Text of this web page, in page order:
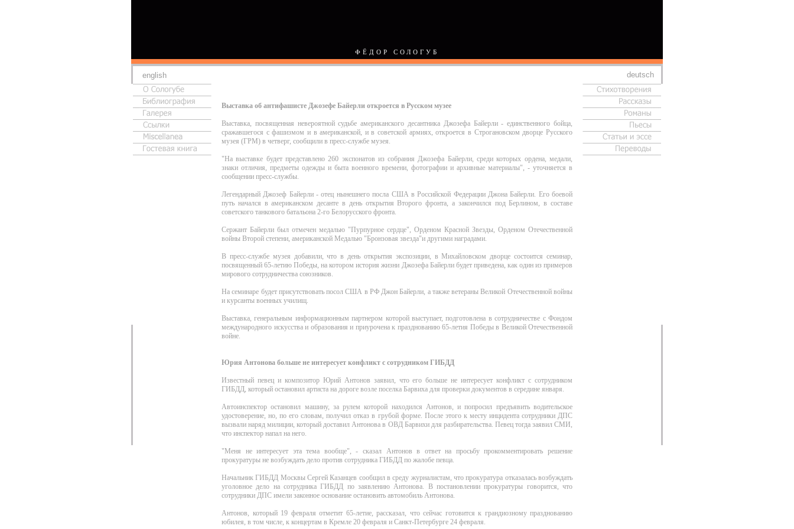
ФЁДОР СОЛОГУБ
english deutsch
Выставка об антифашисте Джозефе Байерли откроется в Русском музее
Выставка, посвященная невероятной судьбе американского десантника Джозефа Байерли - единственного бойца,
сражавшегося с фашизмом и в американской, и в советской армиях, откроется в Строгановском дворце Русского
музея (ГРМ) в четверг, сообщили в пресс-службе музея.
"На выставке будет представлено 260 экспонатов из собрания Джозефа Байерли, среди которых ордена, медали,
знаки отличия, предметы одежды и быта военного времени, фотографии и архивные материалы", - уточняется в
сообщении пресс-службы.
Легендарный Джозеф Байерли - отец нынешнего посла США в Российской Федерации Джона Байерли. Его боевой
путь начался в американском десанте в день открытия Второго фронта, а закончился под Берлином, в составе
советского танкового батальона 2-го Белорусского фронта.
Сержант Байерли был отмечен медалью "Пурпурное сердце", Орденом Красной Звезды, Орденом Отечественной
войны Второй степени, американской Медалью "Бронзовая звезда"и другими наградами.
В пресс-службе музея добавили, что в день открытия экспозиции, в Михайловском дворце состоится семинар,
посвященный 65-летию Победы, на котором история жизни Джозефа Байерли будет приведена, как один из примеров
мирового сотрудничества союзников.
На семинаре будет присутствовать посол США в РФ Джон Байерли, а также ветераны Великой Отечественной войны
и курсанты военных училищ.
Выставка, генеральным информационным партнером которой выступает, подготовлена в сотрудничестве с Фондом
международного искусства и образования и приурочена к празднованию 65-летия Победы в Великой Отечественной
войне.
Юрия Антонова больше не интересует конфликт с сотрудником ГИБДД
Известный певец и композитор Юрий Антонов заявил, что его больше не интересует конфликт с сотрудником
ГИБДД, который остановил артиста на дороге возле поселка Барвиха для проверки документов в середине января.
Автоинспектор остановил машину, за рулем которой находился Антонов, и попросил предъявить водительское
удостоверение, но, по его словам, получил отказ в грубой форме. После этого к месту инцидента сотрудники ДПС
вызвали наряд милиции, который доставил Антонова в ОВД Барвихи для разбирательства. Певец тогда заявил СМИ,
что инспектор напал на него.
"Меня не интересует эта тема вообще", - сказал Антонов в ответ на просьбу прокомментировать решение
прокуратуры не возбуждать дело против сотрудника ГИБДД по жалобе певца.
Начальник ГИБДД Москвы Сергей Казанцев сообщил в среду журналистам, что прокуратура отказалась возбуждать
уголовное дело на сотрудника ГИБДД по заявлению Антонова. В постановлении прокуратуры говорится, что
сотрудники ДПС имели законное основание остановить автомобиль Антонова.
Антонов, который 19 февраля отметит 65-летие, рассказал, что сейчас готовится к грандиозному празднованию
юбилея, в том числе, к концертам в Кремле 20 февраля и Санкт-Петербурге 24 февраля.